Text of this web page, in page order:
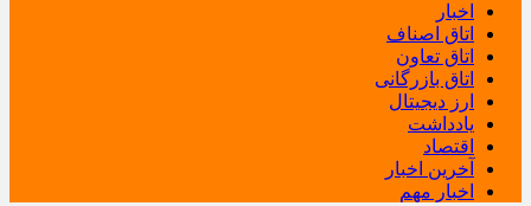
اخبار
اتاق اصناف
اتاق تعاون
اتاق بازرگانی
ارز دیجیتال
یادداشت
اقتصاد
آخرین اخبار
اخبار مهم